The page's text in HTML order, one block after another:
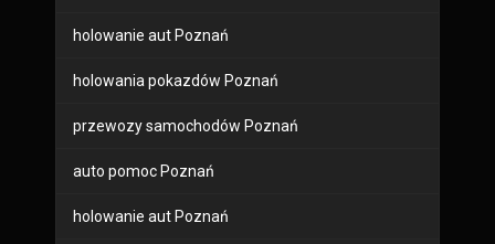
holowanie aut Poznań
holowania pokazdów Poznań
przewozy samochodów Poznań
auto pomoc Poznań
holowanie aut Poznań